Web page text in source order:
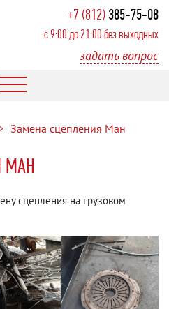
+7 (812) 385-75-08
с 9:00 до 21:00 без выходных
задать вопрос
Замена сцепления Ман
МАН
сцепления на грузовом